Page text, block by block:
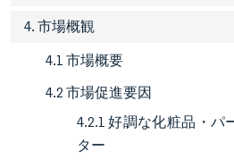
4. 市場概観
4.1 市場概要
4.2 市場促進要因
4.2.1 好調な化粧品・パ
ター